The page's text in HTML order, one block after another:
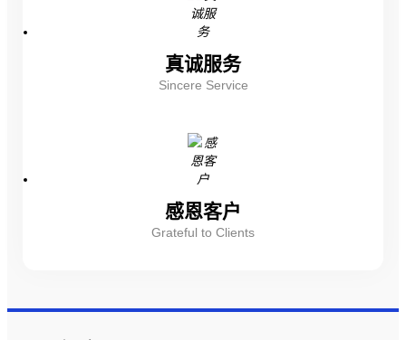
真诚服务
Sincere Service
感恩客户
Grateful to Clients